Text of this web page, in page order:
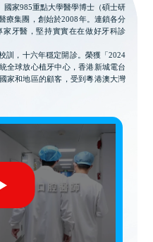
國家985重點大學醫學博士（碩士研
療集團，創始於2008年。連鎖各分
牙醫，堅持實實在在做好牙科診
訓，十六年穩定開診。榮獲「2024
全球放心植牙中心，香港新城電台
家和地區的顧客，受到粵港澳大灣